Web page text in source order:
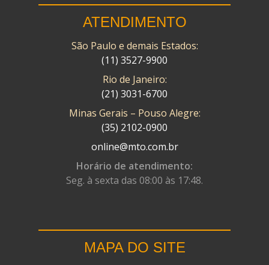
ATENDIMENTO
São Paulo e demais Estados:
(11) 3527-9900
Rio de Janeiro:
(21) 3031-6700
Minas Gerais – Pouso Alegre:
(35) 2102-0900
online@mto.com.br
Horário de atendimento:
Seg. à sexta das 08:00 às 17:48.
MAPA DO SITE